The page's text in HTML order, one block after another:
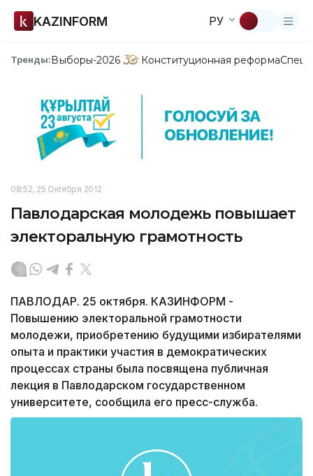
KAZINFORM РУ
Тренды:Выборы-2026 Конституционная реформа
08:52, 25 Октября 2012
Павлодарская молодежь повышает
электоральную грамотность
ПАВЛОДАР. 25 октября. КАЗИНФОРМ -
Повышению электоральной грамотности
молодежи, приобретению будущими избирателями
опыта и практики участия в демократических
процессах страны была посвящена публичная
лекция в Павлодарском государственном
университете, сообщила его пресс-служба.